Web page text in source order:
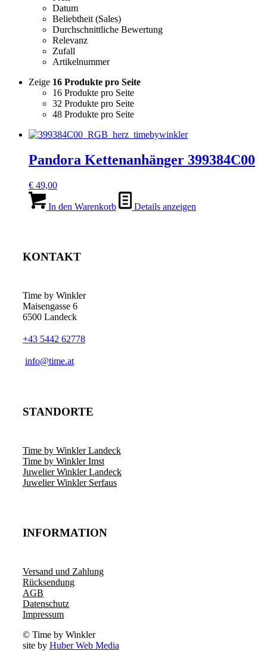
Datum
Beliebtheit (Sales)
Durchschnittliche Bewertung
Relevanz
Zufall
Artikelnummer
Zeige 16 Produkte pro Seite
16 Produkte pro Seite
32 Produkte pro Seite
48 Produkte pro Seite
Pandora Kettenanhänger 399384C00
€ 49,00
In den Warenkorb Details anzeigen
KONTAKT
Time by Winkler
Maisengasse 6
6500 Landeck
+43 5442 62778
­info@time.at
STANDORTE
Time by Winkler Landeck
Time by Winkler Imst
Juwelier Winkler Landeck
Juwelier Winkler Serfaus
INFORMATION
Versand und Zahlung
Rücksendung
AGB
Datenschutz
Impressum
© Time by Winkler
site by Huber Web Media